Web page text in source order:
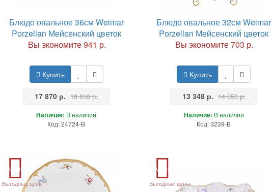
Блюдо овальное 36см Weimar
Porzellan Мейсенский цветок
Вы экономите 941 р.
Купить
17 870 р. 18 810 р.
Наличие: В наличии
Код: 24724-B
Блюдо овальное 32см Weimar
Porzellan Мейсенский цветок
Вы экономите 703 р.
Купить
13 348 р. 14 050 р.
Наличие: В наличии
Код: 3239-B
Акция
Выгодные цены
Акция
Выгодные цены